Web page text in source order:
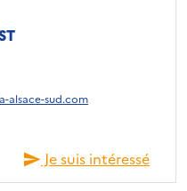
alsace-sud.com
Je suis intéressé